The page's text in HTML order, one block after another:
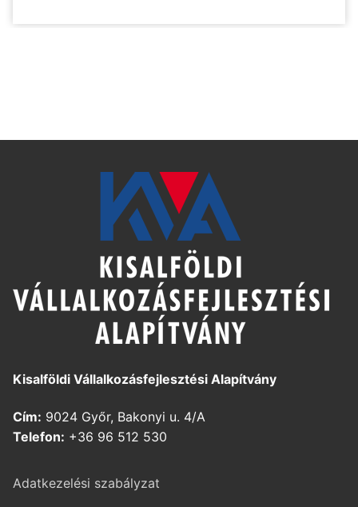
Kisalföldi Vállalkozásfejlesztési Alapítvány
Cím: 9024 Győr, Bakonyi u. 4/A
Telefon: +36 96 512 530
Adatkezelési szabályzat